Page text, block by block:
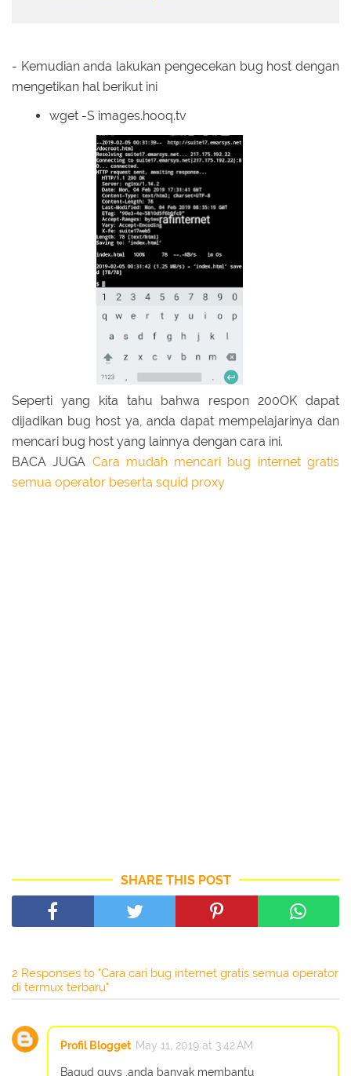
- Kemudian anda lakukan pengecekan bug host dengan
mengetikan hal berikut ini
wget -S images.hooq.tv
Seperti yang kita tahu bahwa respon 200OK dapat
dijadikan bug host ya, anda dapat mempelajarinya dan
mencari bug host yang lainnya dengan cara ini.
BACA JUGA Cara mudah mencari bug internet gratis
semua operator beserta squid proxy
SHARE THIS POST
2 Responses to "Cara cari bug internet gratis semua operator
di termux terbaru"
Profil Blogget May 11, 2019 at 3:42 AM
Bagud guys ,anda banyak membantu